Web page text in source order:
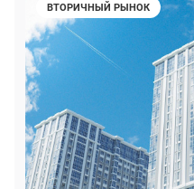
ВТОРИЧНЫЙ РЫНОК